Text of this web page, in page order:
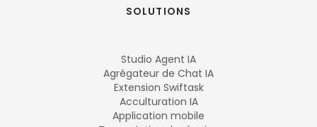
SOLUTIONS
Studio Agent IA
Agrégateur de Chat IA
Extension Swiftask
Acculturation IA
Application mobile